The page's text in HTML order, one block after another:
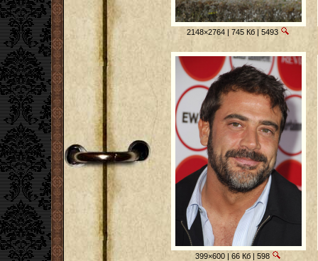
2148×2764 | 745 Кб | 5493
399×600 | 66 Кб | 598